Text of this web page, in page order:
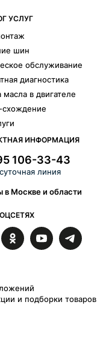
УСЛУГ
шин
обслуживание
диагностика
масла в двигателе
схождение
ИНФОРМАЦИЯ
106-33-43
линия
в Москве и области
и подборки товаров